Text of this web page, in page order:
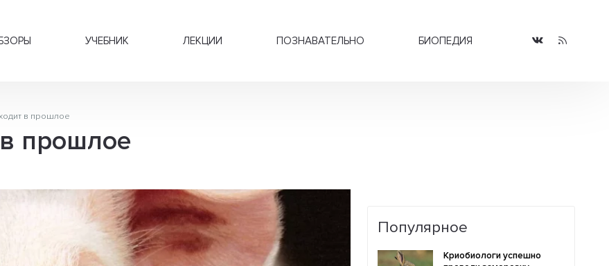
УЧЕБНИК ЛЕКЦИИ ПОЗНАВАТЕЛЬНО БИОПЕДИЯ
в прошлое
прошлое
Популярное
Криобиологи успешно